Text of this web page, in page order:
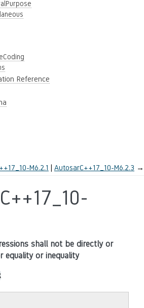
Reference
M6.2.1 AutosarC++17_10-M6.2.3 →
shall not be directly or
equality or inequality